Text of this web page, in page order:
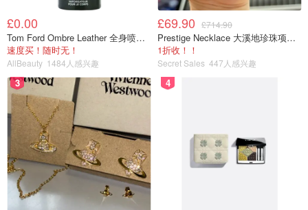
£0.00
Tom Ford Ombre Leather 全身喷雾 150ml
速度买！随时无！
AllBeauty 1484人感兴趣
£69.90 £714.90
Prestige Necklace 大溪地珍珠项链 10-11mm
1折收！！
Secret Sales 447人感兴趣
3 4